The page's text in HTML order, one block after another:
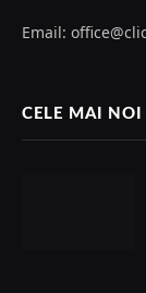
Email:
CELE MAI NOI